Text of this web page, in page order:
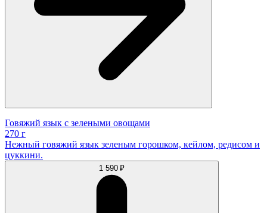
Говяжий язык с зелеными овощами
270 г
Нежный говяжий язык зеленым горошком, кейлом, редисом и
цуккини.
1 590 ₽